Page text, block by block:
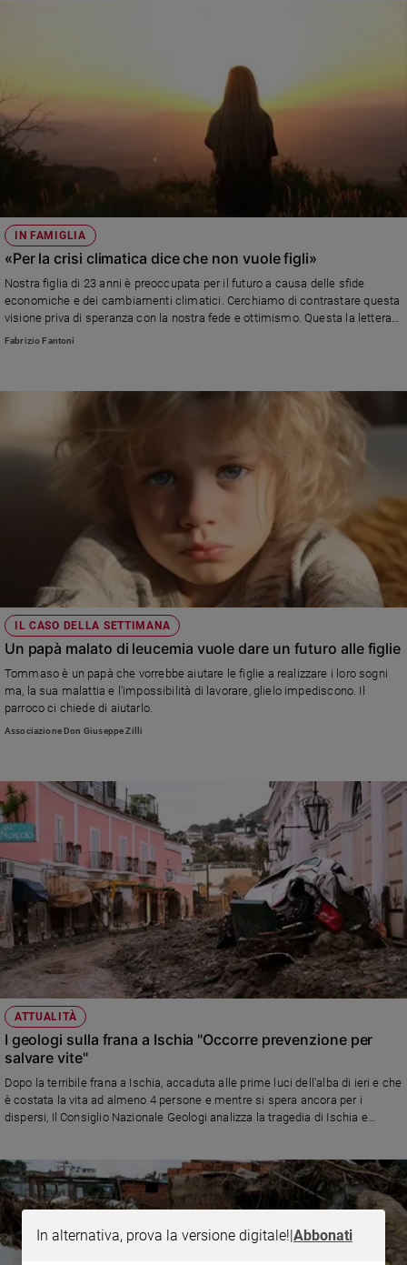
IN FAMIGLIA
«Per la crisi climatica dice che non vuole figli»
Nostra figlia di 23 anni è preoccupata per il futuro a causa delle sfide
economiche e dei cambiamenti climatici. Cerchiamo di contrastare questa
visione priva di speranza con la nostra fede e ottimismo. Questa la lettera
di una coppia di genitori al nostro esperto. Leggi la risposta.
Fabrizio Fantoni
IL CASO DELLA SETTIMANA
Un papà malato di leucemia vuole dare un futuro alle figlie
Tommaso è un papà che vorrebbe aiutare le figlie a realizzare i loro sogni
ma, la sua malattia e l'impossibilità di lavorare, glielo impediscono. Il
parroco ci chiede di aiutarlo.
Associazione Don Giuseppe Zilli
ATTUALITÀ
I geologi sulla frana a Ischia "Occorre prevenzione per
salvare vite"
Dopo la terribile frana a Ischia, accaduta alle prime luci dell'alba di ieri e che
è costata la vita ad almeno 4 persone e mentre si spera ancora per i
dispersi, Il Consiglio Nazionale Geologi analizza la tragedia di Ischia e
In alternativa, prova la versione digitale!|Abbonati